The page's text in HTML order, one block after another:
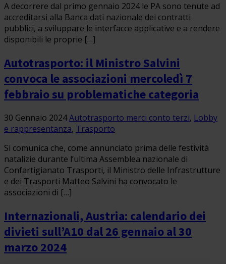
A decorrere dal primo gennaio 2024 le PA sono tenute ad
accreditarsi alla Banca dati nazionale dei contratti
pubblici, a sviluppare le interfacce applicative e a rendere
disponibili le proprie […]
Autotrasporto: il Ministro Salvini
convoca le associazioni mercoledì 7
febbraio su problematiche categoria
30 Gennaio 2024Autotrasporto merci conto terzi, Lobby
e rappresentanza, Trasporto
Si comunica che, come annunciato prima delle festività
natalizie durante l’ultima Assemblea nazionale di
Confartigianato Trasporti, il Ministro delle Infrastrutture
e dei Trasporti Matteo Salvini ha convocato le
associazioni di […]
Internazionali, Austria: calendario dei
divieti sull’A10 dal 26 gennaio al 30
marzo 2024